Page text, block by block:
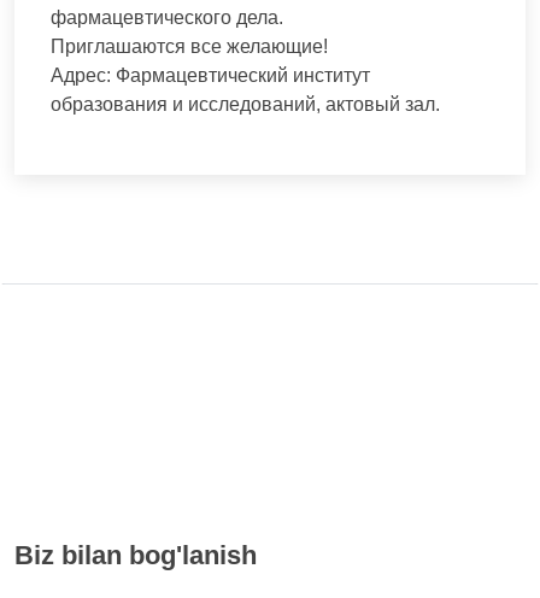
фармацевтического дела.
Приглашаются все желающие!
Адрес: Фармацевтический институт
образования и исследований, актовый зал.
Biz bilan bog'lanish